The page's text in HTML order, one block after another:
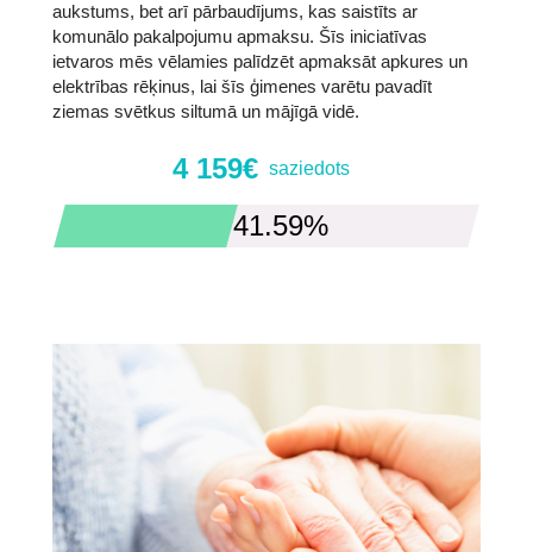
aukstums, bet arī pārbaudījums, kas saistīts ar
komunālo pakalpojumu apmaksu. Šīs iniciatīvas
ietvaros mēs vēlamies palīdzēt apmaksāt apkures un
elektrības rēķinus, lai šīs ģimenes varētu pavadīt
ziemas svētkus siltumā un mājīgā vidē.
4 159€ saziedots
41.59%